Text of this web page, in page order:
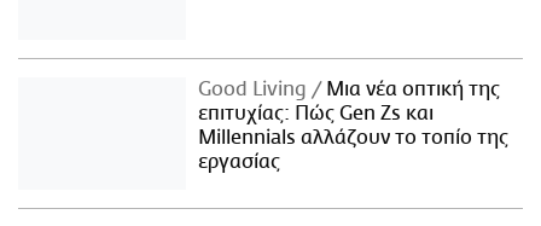
Good Living
Μια νέα οπτική της
επιτυχίας: Πώς Gen Zs και
Millennials αλλάζουν το τοπίο της
εργασίας